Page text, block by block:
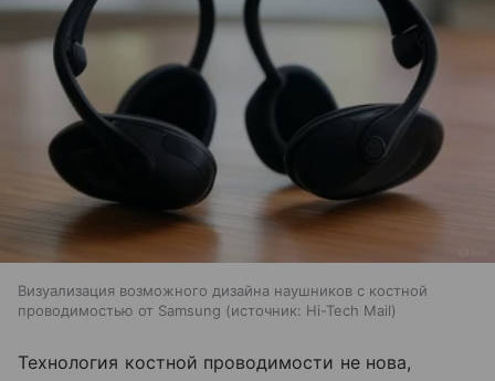
Визуализация возможного дизайна наушников с костной
проводимостью от Samsung
источник: Hi-Tech Mail
Технология костной проводимости не нова,